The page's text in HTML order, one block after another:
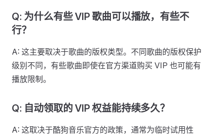
Q: 为什么有些 VIP 歌曲可以播放，有些不
行？
A: 这主要取决于歌曲的版权类型。不同歌曲的版权保护
级别不同，有些歌曲即使在官方渠道购买 VIP 也可能有
播放限制。
Q: 自动领取的 VIP 权益能持续多久？
A: 这取决于酷狗音乐官方的政策，通常为临时试用性